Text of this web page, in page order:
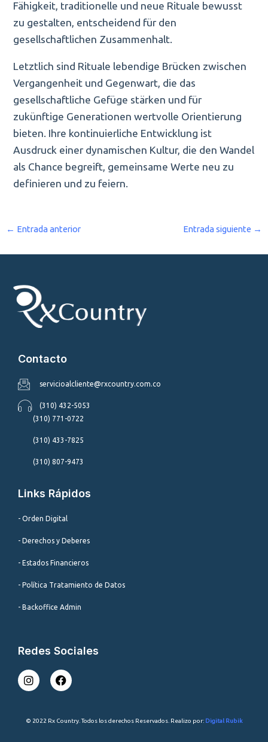
Fähigkeit, traditionelle und neue Rituale bewusst
zu gestalten, entscheidend für den
gesellschaftlichen Zusammenhalt.
Letztlich sind Rituale lebendige Brücken zwischen
Vergangenheit und Gegenwart, die das
gesellschaftliche Gefüge stärken und für
zukünftige Generationen wertvolle Orientierung
bieten. Ihre kontinuierliche Entwicklung ist
Ausdruck einer dynamischen Kultur, die den Wandel
als Chance begreift, gemeinsame Werte neu zu
definieren und zu feiern.
← Entrada anterior Entrada siguiente →
Contacto
servicioalcliente@rxcountry.com.co
(310) 432-5053
(310) 771-0722
(310) 433-7825
(310) 807-9473
Links Rápidos
- Orden Digital
- Derechos y Deberes
- Estados Financieros
- Política Tratamiento de Datos
- Backoffice Admin
Redes Sociales
I
n
a
F
a
b
© 2022 Rx Country. Todos los derechos Reservados. Realizo por: Digital Rubik